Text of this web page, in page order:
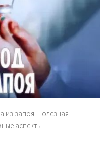
из запоя. Полезная
аспекты